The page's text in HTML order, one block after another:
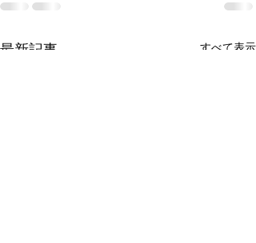
最新記事 すべて表示